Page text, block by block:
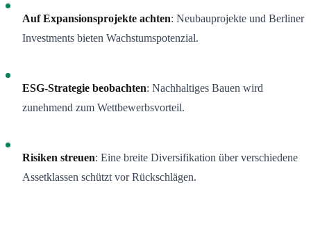
Auf Expansionsprojekte achten: Neubauprojekte und Berliner
Investments bieten Wachstumspotenzial.
ESG-Strategie beobachten: Nachhaltiges Bauen wird
zunehmend zum Wettbewerbsvorteil.
Risiken streuen: Eine breite Diversifikation über verschiedene
Assetklassen schützt vor Rückschlägen.